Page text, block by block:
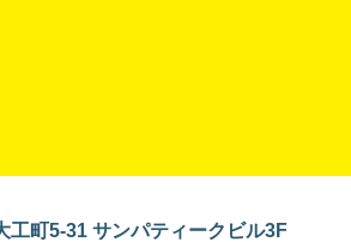
工町5-31 サンパティークビル3F